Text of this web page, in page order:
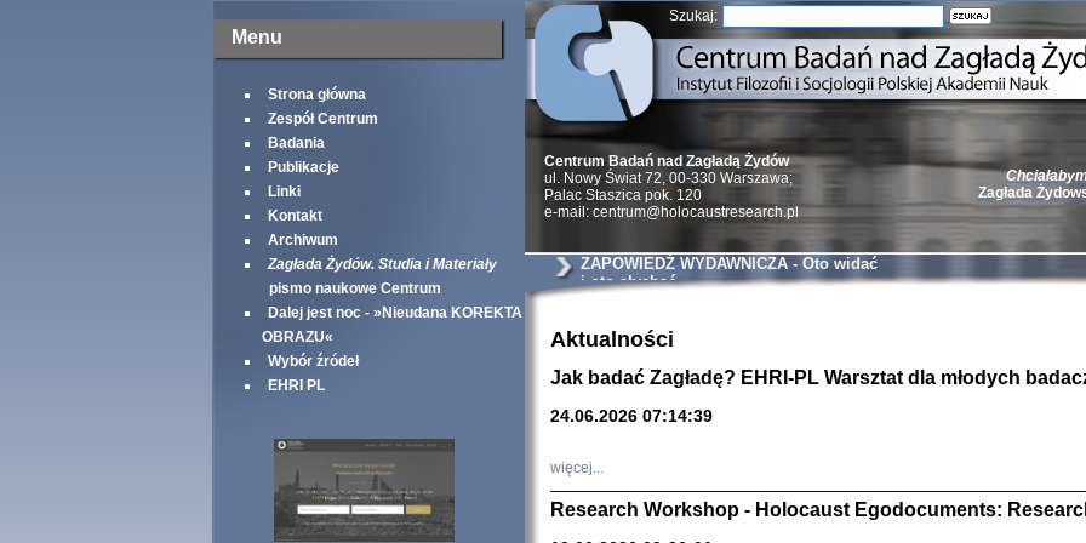
Menu
Strona główna
Zespół Centrum
Badania
Publikacje
Linki
Kontakt
Archiwum
Zagłada Żydów. Studia i Materiały
pismo naukowe Centrum
Dalej jest noc - »Nieudana KOREKTA
OBRAZU«
Wybór źródeł
EHRI PL
Szukaj:
Zagłada
Natalia Aleksiun,
Deborah Dash
Turski, Laurence
Centrum Badań nad Zagładą Żydów
ul. Nowy Świat 72, 00-330 Warszawa;
Palac Staszica pok. 120
e-mail: centrum@holocaustresearch.pl
ZAPOWIEDŹ WYDAWNICZA - Oto widać
i oto słychać
Aktualności
Jak badać Zagładę? EHRI-PL Warsztat dla młodych
24.06.2026 07:14:39
więcej...
Research Workshop - Holocaust Egodocuments: